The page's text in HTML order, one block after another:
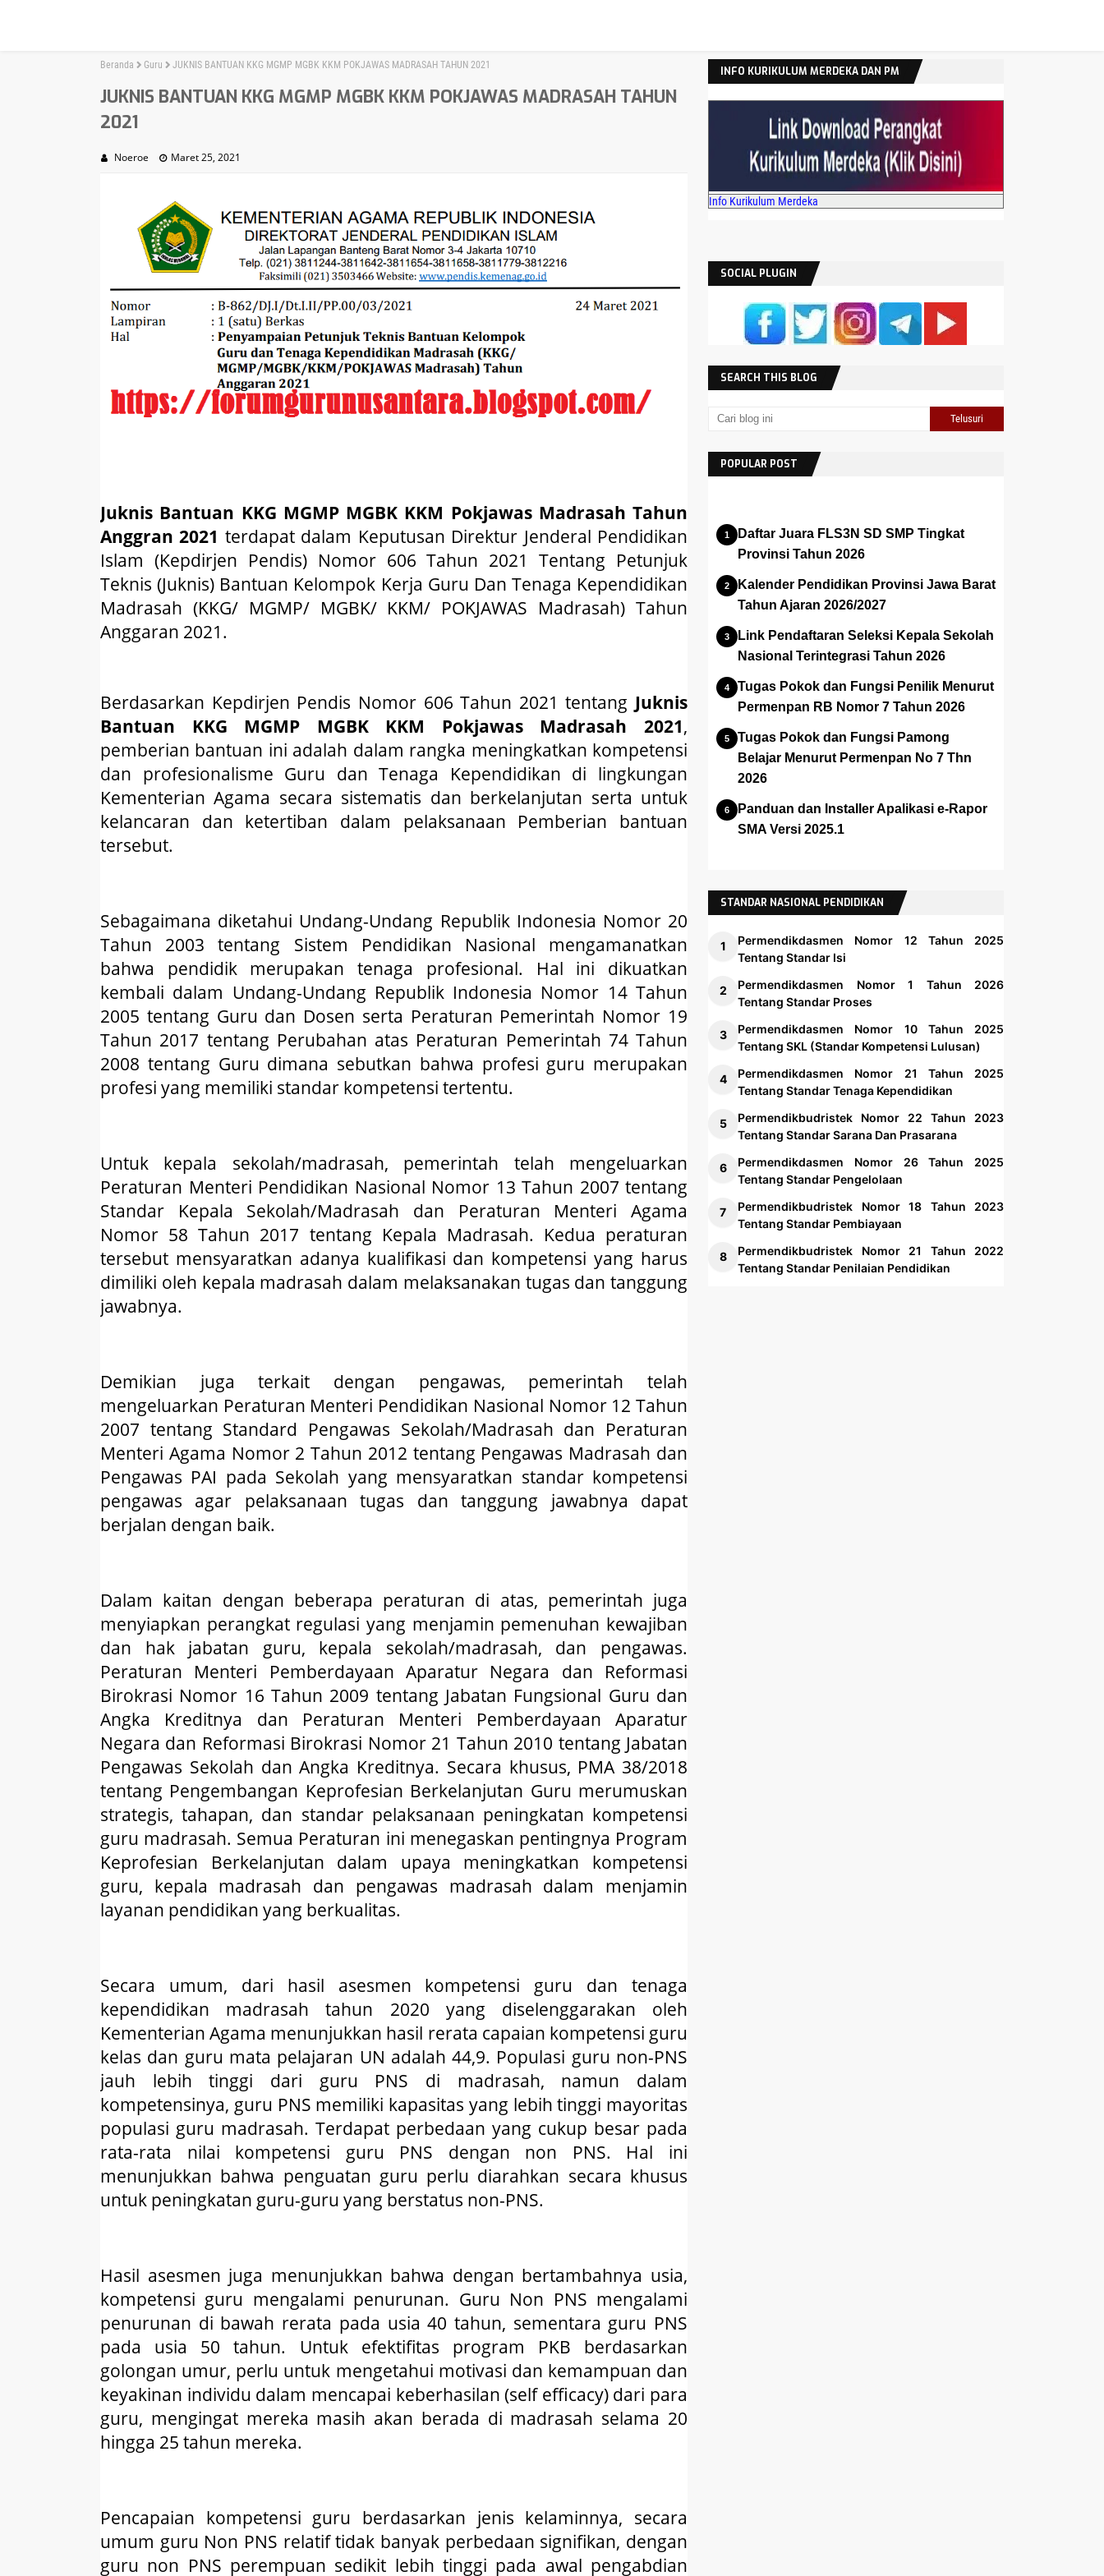
Beranda Guru JUKNIS BANTUAN KKG MGMP MGBK KKM POKJAWAS MADRASAH TAHUN 2021
JUKNIS BANTUAN KKG MGMP MGBK KKM POKJAWAS MADRASAH TAHUN
2021
Noeroe Maret 25, 2021
Juknis Bantuan KKG MGMPMGBK KKM Pokjawas Madrasah Tahun
Anggran2021 terdapat dalam Keputusan Direktur Jenderal Pendidikan
Islam (Kepdirjen Pendis) Nomor 606 Tahun 2021 Tentang Petunjuk
Teknis (Juknis) Bantuan Kelompok Kerja Guru Dan Tenaga Kependidikan
Madrasah (KKG/ MGMP/ MGBK/ KKM/ POKJAWAS Madrasah) Tahun
Anggaran 2021.
Berdasarkan Kepdirjen Pendis Nomor 606 Tahun 2021 tentang Juknis
Bantuan KKG MGMP MGBK KKM Pokjawas Madrasah 2021,
pemberian bantuan ini adalah dalam rangka meningkatkan kompetensi
dan profesionalisme Guru dan Tenaga Kependidikan di lingkungan
Kementerian Agama secara sistematis dan berkelanjutan serta untuk
kelancaran dan ketertiban dalam pelaksanaan Pemberian bantuan
tersebut.
Sebagaimana diketahui Undang-Undang Republik Indonesia Nomor 20
Tahun 2003 tentang Sistem Pendidikan Nasional mengamanatkan
bahwa pendidik merupakan tenaga profesional. Hal ini dikuatkan
kembali dalam Undang-Undang Republik Indonesia Nomor 14 Tahun
2005 tentang Guru dan Dosen serta Peraturan Pemerintah Nomor 19
Tahun 2017 tentang Perubahan atas Peraturan Pemerintah 74 Tahun
2008 tentang Guru dimana sebutkan bahwa profesi guru merupakan
profesi yang memiliki standar kompetensi tertentu.
Untuk kepala sekolah/madrasah, pemerintah telah mengeluarkan
Peraturan Menteri Pendidikan Nasional Nomor 13 Tahun 2007 tentang
Standar Kepala Sekolah/Madrasah dan Peraturan Menteri Agama
Nomor 58 Tahun 2017 tentang Kepala Madrasah. Kedua peraturan
tersebut mensyaratkan adanya kualifikasi dan kompetensi yang harus
dimiliki oleh kepala madrasah dalam melaksanakan tugas dan tanggung
jawabnya.
Demikian juga terkait dengan pengawas, pemerintah telah
mengeluarkan Peraturan Menteri Pendidikan Nasional Nomor 12 Tahun
2007 tentang Standard Pengawas Sekolah/Madrasah dan Peraturan
Menteri Agama Nomor 2 Tahun 2012 tentang Pengawas Madrasah dan
Pengawas PAI pada Sekolah yang mensyaratkan standar kompetensi
pengawas agar pelaksanaan tugas dan tanggung jawabnya dapat
berjalan dengan baik.
Dalam kaitan dengan beberapa peraturan di atas, pemerintah juga
menyiapkan perangkat regulasi yang menjamin pemenuhan kewajiban
dan hak jabatan guru, kepala sekolah/madrasah, dan pengawas.
Peraturan Menteri Pemberdayaan Aparatur Negara dan Reformasi
Birokrasi Nomor 16 Tahun 2009 tentang Jabatan Fungsional Guru dan
Angka Kreditnya dan Peraturan Menteri Pemberdayaan Aparatur
Negara dan Reformasi Birokrasi Nomor 21 Tahun 2010 tentang Jabatan
Pengawas Sekolah dan Angka Kreditnya. Secara khusus, PMA 38/2018
tentang Pengembangan Keprofesian Berkelanjutan Guru merumuskan
strategis, tahapan, dan standar pelaksanaan peningkatan kompetensi
guru madrasah. Semua Peraturan ini menegaskan pentingnya Program
Keprofesian Berkelanjutan dalam upaya meningkatkan kompetensi
guru, kepala madrasah dan pengawas madrasah dalam menjamin
layanan pendidikan yang berkualitas.
Secara umum, dari hasil asesmen kompetensi guru dan tenaga
kependidikan madrasah tahun 2020 yang diselenggarakan oleh
Kementerian Agama menunjukkan hasil rerata capaian kompetensi guru
kelas dan guru mata pelajaran UN adalah 44,9. Populasi guru non-PNS
jauh lebih tinggi dari guru PNS di madrasah, namun dalam
kompetensinya, guru PNS memiliki kapasitas yang lebih tinggi mayoritas
populasi guru madrasah. Terdapat perbedaan yang cukup besar pada
rata-rata nilai kompetensi guru PNS dengan non PNS. Hal ini
menunjukkan bahwa penguatan guru perlu diarahkan secara khusus
untuk peningkatan guru-guru yang berstatus non-PNS.
Hasil asesmen juga menunjukkan bahwa dengan bertambahnya usia,
kompetensi guru mengalami penurunan. Guru Non PNS mengalami
penurunan di bawah rerata pada usia 40 tahun, sementara guru PNS
pada usia 50 tahun. Untuk efektifitas program PKB berdasarkan
golongan umur, perlu untuk mengetahui motivasi dan kemampuan dan
keyakinan individu dalam mencapai keberhasilan (self efficacy) dari para
guru, mengingat mereka masih akan berada di madrasah selama 20
hingga 25 tahun mereka.
Pencapaian kompetensi guru berdasarkan jenis kelaminnya, secara
umum guru Non PNS relatif tidak banyak perbedaan signifikan, dengan
guru non PNS perempuan sedikit lebih tinggi pada awal pengabdian
INFO KURIKULUM MERDEKA DAN PM
Info Kurikulum Merdeka
SOCIAL PLUGIN
SEARCH THIS BLOG
POPULAR POST
Daftar Juara FLS3N SD SMP Tingkat
Provinsi Tahun 2026
Kalender Pendidikan Provinsi Jawa Barat
Tahun Ajaran 2026/2027
Link Pendaftaran Seleksi Kepala Sekolah
Nasional Terintegrasi Tahun 2026
Tugas Pokok dan Fungsi Penilik Menurut
Permenpan RB Nomor 7 Tahun 2026
Tugas Pokok dan Fungsi Pamong
Belajar Menurut Permenpan No 7 Thn
2026
Panduan dan Installer Apalikasi e-Rapor
SMA Versi 2025.1
STANDAR NASIONAL PENDIDIKAN
Permendikdasmen Nomor 12 Tahun 2025
Tentang Standar Isi
Permendikdasmen Nomor 1 Tahun 2026
Tentang Standar Proses
Permendikdasmen Nomor 10 Tahun 2025
Tentang SKL (Standar Kompetensi Lulusan)
Permendikdasmen Nomor 21 Tahun 2025
Tentang Standar Tenaga Kependidikan
Permendikbudristek Nomor 22 Tahun 2023
Tentang Standar Sarana Dan Prasarana
Permendikdasmen Nomor 26 Tahun 2025
Tentang Standar Pengelolaan
Permendikbudristek Nomor 18 Tahun 2023
Tentang Standar Pembiayaan
Permendikbudristek Nomor 21 Tahun 2022
Tentang Standar Penilaian Pendidikan